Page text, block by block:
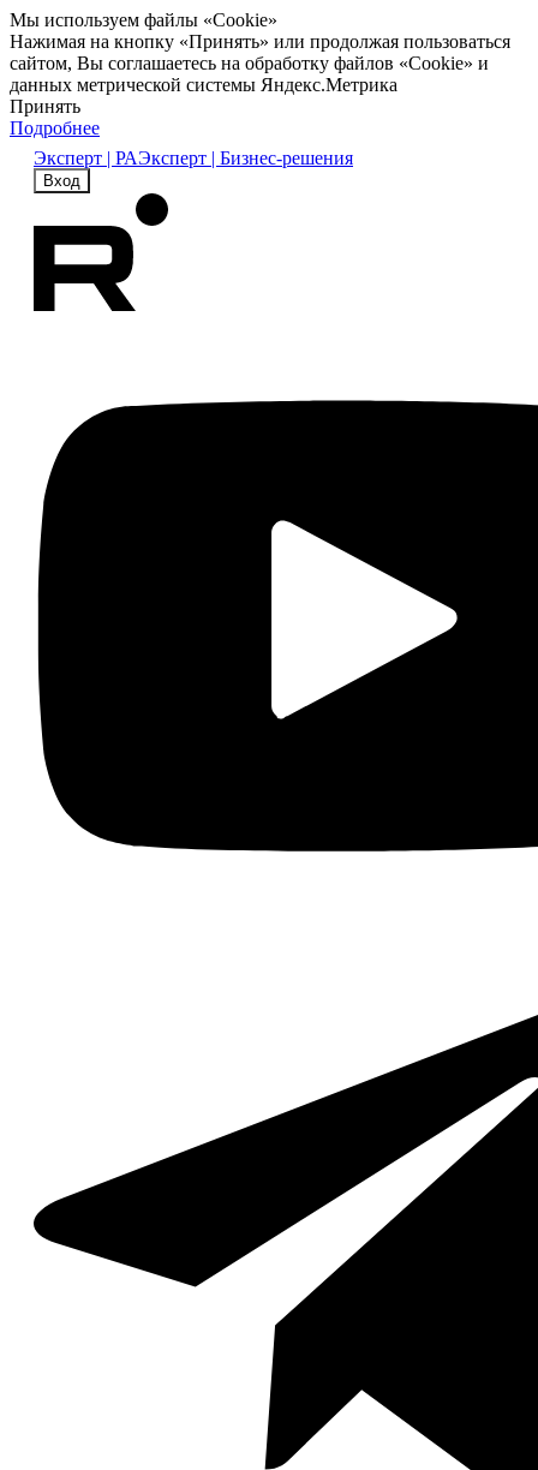
Мы используем файлы «Cookie»
Нажимая на кнопку «Принять» или продолжая пользоваться
сайтом, Вы соглашаетесь на обработку файлов «Cookie» и
данных метрической системы Яндекс.Метрика
Принять
Подробнее
Эксперт | РАЭксперт | Бизнес-решения
Вход